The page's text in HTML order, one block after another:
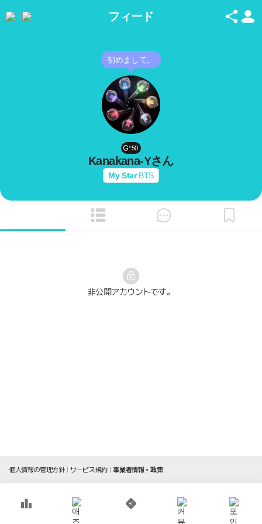
フィード
初めまして。
50
Kanakana-Yさん
My StarBTS
非公開アカウントです。
個人情報の管理方針 サービス規約 事業者情報・政策